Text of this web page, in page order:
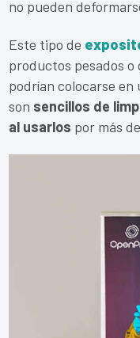
no pueden
Este tipo de
productos pesados
podrían colocarse
son sencillos de
al usarlos por más